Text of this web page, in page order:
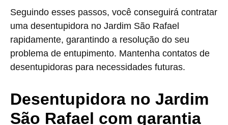
Seguindo esses passos, você conseguirá contratar
uma desentupidora no Jardim São Rafael
rapidamente, garantindo a resolução do seu
problema de entupimento. Mantenha contatos de
desentupidoras para necessidades futuras.
Desentupidora no Jardim
São Rafael com garantia